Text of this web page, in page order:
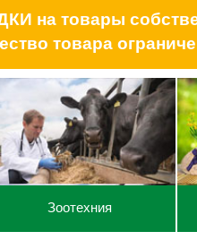
на товары
товара
Зоотехния